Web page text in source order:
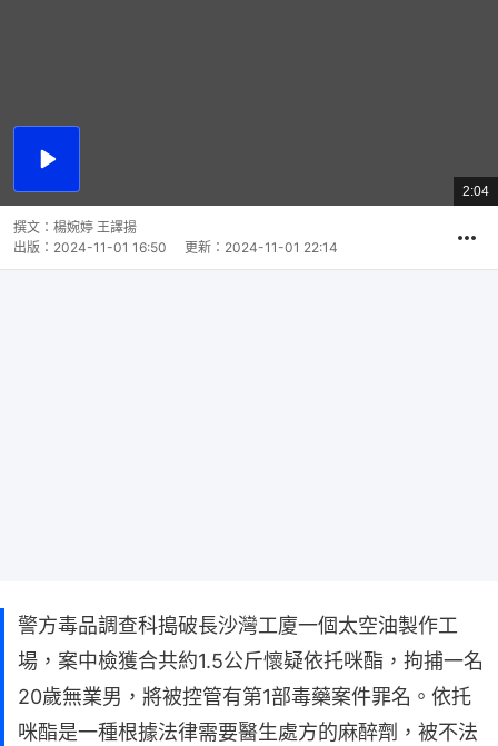
播
總
共
2:04
撰文： 楊婉婷 王譯揚
出版： 2024-11-01 16:50 更新： 2024-11-01 22:14
警方毒品調查科搗破長沙灣工廈一個太空油製作工
場，案中檢獲合共約1.5公斤懷疑依托咪酯，拘捕一名
20歲無業男，將被控管有第1部毒藥案件罪名。依托
咪酯是一種根據法律需要醫生處方的麻醉劑，被不法